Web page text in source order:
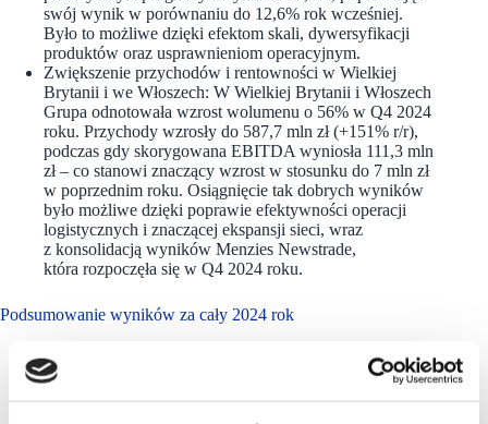
swój wynik w porównaniu do 12,6% rok wcześniej.
Było to możliwe dzięki efektom skali, dywersyfikacji
produktów oraz usprawnieniom operacyjnym.
Zwiększenie przychodów i rentowności w Wielkiej
Brytanii i we Włoszech: W Wielkiej Brytanii i Włoszech
Grupa odnotowała wzrost wolumenu o 56% w Q4 2024
roku. Przychody wzrosły do 587,7 mln zł (+151% r/r),
podczas gdy skorygowana EBITDA wyniosła 111,3 mln
zł – co stanowi znaczący wzrost w stosunku do 7 mln zł
w poprzednim roku. Osiągnięcie tak dobrych wyników
było możliwe dzięki poprawie efektywności operacji
logistycznych i znaczącej ekspansji sieci, wraz
z konsolidacją wyników Menzies Newstrade,
która rozpoczęła się w Q4 2024 roku.
Podsumowanie wyników za cały 2024 rok
popytu zarówno na przesyłki kierowane do maszyn
Paczkomat, jak i dostaw do domu – co zaowocowało
rekordowym wolumenem 709,2 mln paczek (+20% r/r).